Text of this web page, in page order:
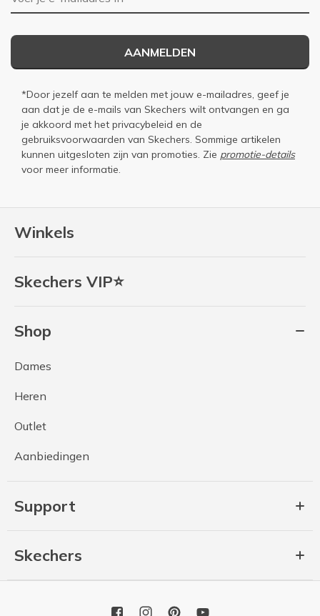
Winkels
Skechers VIP⭐
Shop
Dames
Heren
Outlet
Aanbiedingen
Support
Skechers
AANMELDEN
*Door jezelf aan te melden met jouw e-mailadres, geef je
aan dat je de e-mails van Skechers wilt ontvangen en ga
je akkoord met het privacybeleid en de
gebruiksvoorwaarden van Skechers. Sommige artikelen
kunnen uitgesloten zijn van promoties. Zie promotie-details
voor meer informatie.